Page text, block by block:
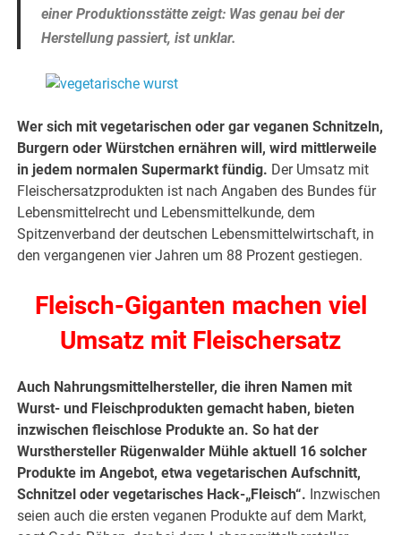
einer Produktionsstätte zeigt: Was genau bei der
Herstellung passiert, ist unklar.
Wer sich mit vegetarischen oder gar veganen Schnitzeln,
Burgern oder Würstchen ernähren will, wird mittlerweile
in jedem normalen Supermarkt fündig. Der Umsatz mit
Fleischersatzprodukten ist nach Angaben des Bundes für
Lebensmittelrecht und Lebensmittelkunde, dem
Spitzenverband der deutschen Lebensmittelwirtschaft, in
den vergangenen vier Jahren um 88 Prozent gestiegen.
Fleisch-Giganten machen viel
Umsatz mit Fleischersatz
Auch Nahrungsmittelhersteller, die ihren Namen mit
Wurst- und Fleischprodukten gemacht haben, bieten
inzwischen fleischlose Produkte an. So hat der
Wursthersteller Rügenwalder Mühle aktuell 16 solcher
Produkte im Angebot, etwa vegetarischen Aufschnitt,
Schnitzel oder vegetarisches Hack-„Fleisch“. Inzwischen
seien auch die ersten veganen Produkte auf dem Markt,